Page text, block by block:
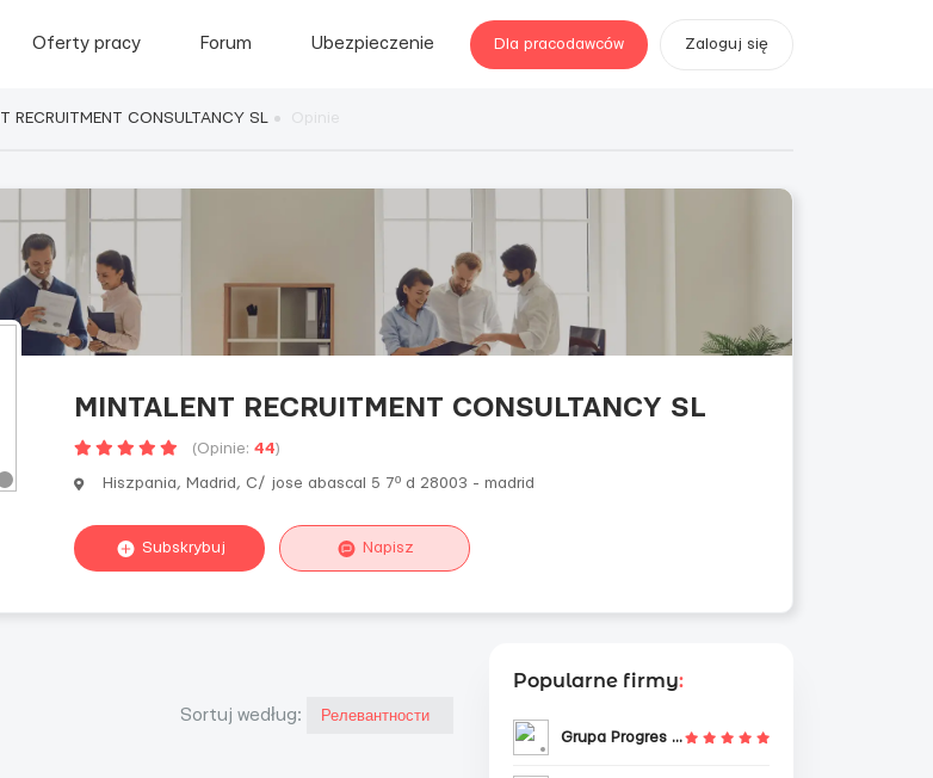
Oferty pracy Forum Ubezpieczenie Dla pracodawców Zaloguj się
RECRUITMENT CONSULTANCY SL
MINTALENT RECRUITMENT CONSULTANCY SL
(Opinie: 44)
Hiszpania, Madrid, C/ jose abascal 5 7º d 28003 - madrid
Subskrybuj Napisz
Sortuj według:
Popularne firmy:
Grupa Progres Sp. z o.o.